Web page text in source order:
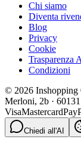
Chi siamo
Diventa
Blog
Privacy
Cookie
Trasparenza
Condizioni
© 2026 Inshopping
Merloni, 2b ·
VisaMastercard
Chiedi all'AI